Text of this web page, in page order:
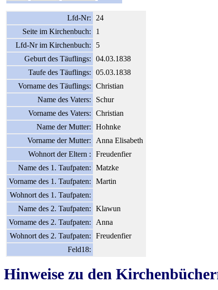
Lfd-Nr:
24
Seite im Kirchenbuch:
1
Lfd-Nr im Kirchenbuch:
5
Geburt des Täuflings:
04.03.1838
Taufe des Täuflings:
05.03.1838
Vorname des Täuflings:
Christian
Name des Vaters:
Schur
Vorname des Vaters:
Christian
Name der Mutter:
Hohnke
Vorname der Mutter:
Anna Elisabeth
Wohnort der Eltern :
Freudenfier
Name des 1. Taufpaten:
Matzke
Vorname des 1. Taufpaten:
Martin
Wohnort des 1. Taufpaten:
Name des 2. Taufpaten:
Klawun
Vorname des 2. Taufpaten:
Anna
Wohnort des 2. Taufpaten:
Freudenfier
Feld18:
Hinweise zu den